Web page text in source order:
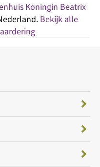
Koningin Beatrix
Bekijk alle